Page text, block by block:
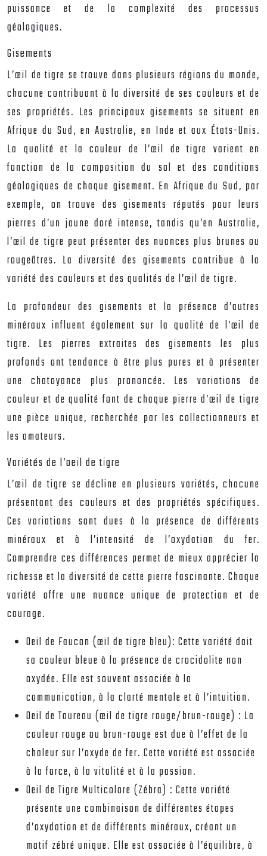
puissance et de la complexité des processus
géologiques.
Gisements
L’œil de tigre se trouve dans plusieurs régions du monde,
chacune contribuant à la diversité de ses couleurs et de
ses propriétés. Les principaux gisements se situent en
Afrique du Sud, en Australie, en Inde et aux États-Unis.
La qualité et la couleur de l’œil de tigre varient en
fonction de la composition du sol et des conditions
géologiques de chaque gisement. En Afrique du Sud, par
exemple, on trouve des gisements réputés pour leurs
pierres d’un jaune doré intense, tandis qu’en Australie,
l’œil de tigre peut présenter des nuances plus brunes ou
rougeâtres. La diversité des gisements contribue à la
variété des couleurs et des qualités de l’œil de tigre.
La profondeur des gisements et la présence d’autres
minéraux influent également sur la qualité de l’œil de
tigre. Les pierres extraites des gisements les plus
profonds ont tendance à être plus pures et à présenter
une chatoyance plus prononcée. Les variations de
couleur et de qualité font de chaque pierre d’œil de tigre
une pièce unique, recherchée par les collectionneurs et
les amateurs.
Variétés de l’oeil de tigre
L’œil de tigre se décline en plusieurs variétés, chacune
présentant des couleurs et des propriétés spécifiques.
Ces variations sont dues à la présence de différents
minéraux et à l’intensité de l’oxydation du fer.
Comprendre ces différences permet de mieux apprécier la
richesse et la diversité de cette pierre fascinante. Chaque
variété offre une nuance unique de protection et de
courage.
Oeil de Faucon (œil de tigre bleu): Cette variété doit
sa couleur bleue à la présence de crocidolite non
oxydée. Elle est souvent associée à la
communication, à la clarté mentale et à l’intuition.
Oeil de Taureau (œil de tigre rouge/brun-rouge) : La
couleur rouge ou brun-rouge est due à l’effet de la
chaleur sur l’oxyde de fer. Cette variété est associée
à la force, à la vitalité et à la passion.
Oeil de Tigre Multicolore (Zébra) : Cette variété
présente une combinaison de différentes étapes
d’oxydation et de différents minéraux, créant un
motif zébré unique. Elle est associée à l’équilibre, à